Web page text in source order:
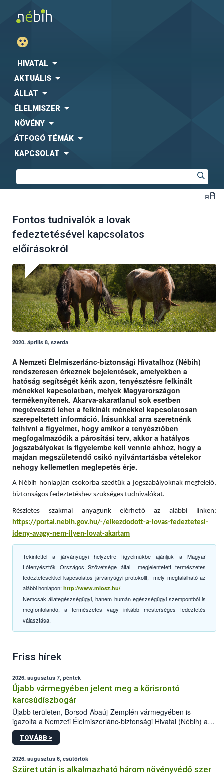
HIVATAL
AKTUÁLIS
ÁLLAT
ÉLELMISZER
NÖVÉNY
ÁTFOGÓ TÉMÁK
KAPCSOLAT
Fontos tudnivalók a lovak
fedeztetésével kapcsolatos
előírásokról
2020. április 8, szerda
A Nemzeti Élelmiszerlánc-biztonsági Hivatalhoz (Nébih)
rendszeresen érkeznek bejelentések, amelyekben a
hatóság segítségét kérik azon, tenyésztésre felkínált
ménekkel kapcsolatban, melyek Magyarországon
termékenyítenek. Akarva-akaratlanul sok esetben
megtévesztő lehet a felkínált ménekkel kapcsolatosan
szerepeltetett információ. Írásunkkal arra szeretnénk
felhívni a figyelmet, hogy amikor a tenyésztőben
megfogalmazódik a párosítási terv, akkor a hatályos
jogszabályokat is figyelembe kell vennie ahhoz, hogy a
majdan megszületendő csikó nyilvántartásba vételekor
nehogy kellemetlen meglepetés érje.
A Nébih honlapján csokorba szedtük a jogszabályoknak megfelelő,
biztonságos fedeztetéshez szükséges tudnivalókat.
Részletes szakmai anyagunk elérhető az alábbi linken:
https://portal.nebih.gov.hu/-/elkezdodott-a-lovas-fedeztetesi-
ideny-avagy-nem-ilyen-lovat-akartam
Tekintettel a járványügyi helyzetre figyelmükbe ajánljuk a Magyar
Lótenyésztők Országos Szövetsége által megjelentetett természetes
fedeztetésekkel kapcsolatos járványügyi protokollt, mely megtalálható az
alábbi honlapon: http://www.mlosz.hu/
Nemcsak állategészségügyi, hanem humán egészségügyi szempontból is
megfontolandó, a természetes vagy inkább mesterséges fedeztetés
választása.
Friss hírek
2026. augusztus 7, péntek
Újabb vármegyében jelent meg a kőrisrontó
karcsúdíszbogár
Újabb területen, Borsod-Abaúj-Zemplén vármegyében is
igazolta a Nemzeti Élelmiszerlánc-biztonsági Hivatal (Nébih) a
kőrisrontó karcsúdíszbogár (Agrilus planipennis) jelenlétét. A
kártevőt nem csak színcsapdában találták meg, de már fertőzött
az intenzív felderítést, emellett az intézkedéseket a szlovák
hatósággal is összehangolják a terjedés megállítása érdekében.
TOVÁBB >
2026. augusztus 6, csütörtök
Szüret után is alkalmazható három növényvédő szer